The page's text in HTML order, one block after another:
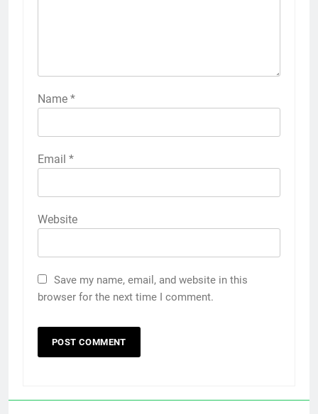
Name *
Email *
Website
Save my name, email, and website in this
browser for the next time I comment.